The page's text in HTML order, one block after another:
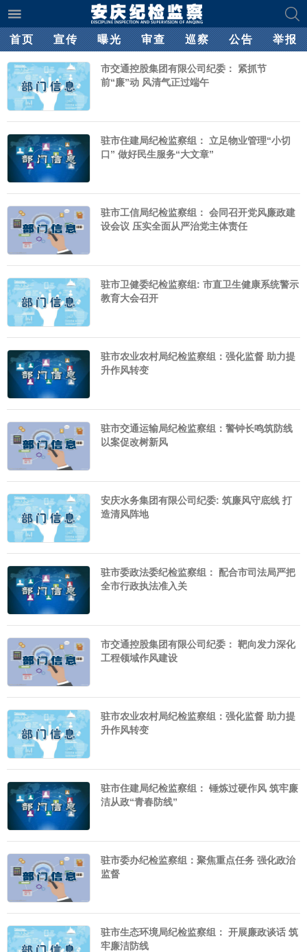
首页 宣传 曝光 审查 巡察 公告 举报
市交通控股集团有限公司纪委： 紧抓节
前“廉”动 风清气正过端午
驻市住建局纪检监察组： 立足物业管理“小切
口” 做好民生服务“大文章”
驻市工信局纪检监察组： 会同召开党风廉政建
设会议 压实全面从严治党主体责任
驻市卫健委纪检监察组: 市直卫生健康系统警示
教育大会召开
驻市农业农村局纪检监察组：强化监督 助力提
升作风转变
驻市交通运输局纪检监察组：警钟长鸣筑防线
以案促改树新风
安庆水务集团有限公司纪委: 筑廉风守底线 打
造清风阵地
驻市委政法委纪检监察组： 配合市司法局严把
全市行政执法准入关
市交通控股集团有限公司纪委： 靶向发力深化
工程领域作风建设
驻市农业农村局纪检监察组：强化监督 助力提
升作风转变
驻市住建局纪检监察组： 锤炼过硬作风 筑牢廉
洁从政“青春防线”
驻市委办纪检监察组：聚焦重点任务 强化政治
监督
驻市生态环境局纪检监察组： 开展廉政谈话 筑
牢廉洁防线